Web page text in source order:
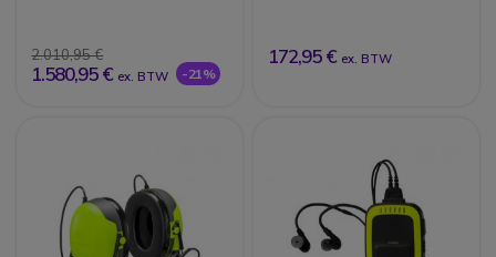
2.010,95 €
1.580,95 € ex. BTW -21%
172,95 € ex. BTW